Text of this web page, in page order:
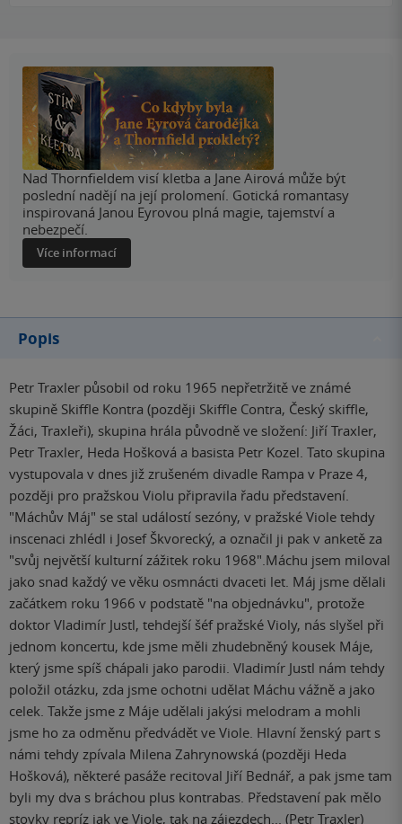
Nad Thornfieldem visí kletba a Jane Airová může být
poslední nadějí na její prolomení. Gotická romantasy
inspirovaná Janou Eyrovou plná magie, tajemství a
nebezpečí.
Více informací
Popis
Petr Traxler působil od roku 1965 nepřetržitě ve známé
skupině Skiffle Kontra (později Skiffle Contra, Český skiffle,
Žáci, Traxleři), skupina hrála původně ve složení: Jiří Traxler,
Petr Traxler, Heda Hošková a basista Petr Kozel. Tato skupina
vystupovala v dnes již zrušeném divadle Rampa v Praze 4,
později pro pražskou Violu připravila řadu představení.
"Máchův Máj" se stal událostí sezóny, v pražské Viole tehdy
inscenaci zhlédl i Josef Škvorecký, a označil ji pak v anketě za
"svůj největší kulturní zážitek roku 1968".Máchu jsem miloval
jako snad každý ve věku osmnácti dvaceti let. Máj jsme dělali
začátkem roku 1966 v podstatě "na objednávku", protože
doktor Vladimír Justl, tehdejší šéf pražské Violy, nás slyšel při
jednom koncertu, kde jsme měli zhudebněný kousek Máje,
který jsme spíš chápali jako parodii. Vladimír Justl nám tehdy
položil otázku, zda jsme ochotni udělat Máchu vážně a jako
celek. Takže jsme z Máje udělali jakýsi melodram a mohli
jsme ho za odměnu předvádět ve Viole. Hlavní ženský part s
námi tehdy zpívala Milena Zahrynowská (později Heda
Hošková), některé pasáže recitoval Jiří Bednář, a pak jsme tam
byli my dva s bráchou plus kontrabas. Představení pak mělo
stovky repríz jak ve Viole, tak na zájezdech... (Petr Traxler)